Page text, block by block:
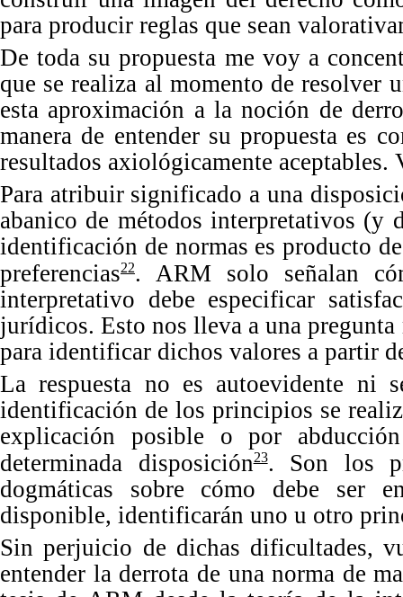
para producir reglas que sean
Detoda su propuesta me voy a
que se realiza al momento de resolver
esta aproximación a la noción de
manera de entender su propuesta es
resultados axiológicamente aceptables.
Para atribuir significado a una
abanico de métodos interpretativos (y
identificación de normas es producto
preferencias22. ARM solo señalan
interpretativo debe especificar
jurídicos. Esto nos lleva a una pregunta
para identificar dichos valores a partir
Larespuesta no es autoevidente ni
identificación de los principios se
explicación posible o por
determinada disposición23. Son los
dogmáticas sobre cómo debe ser
disponible, identificarán uno u otro
Sinperjuicio de dichas dificultades,
entender la derrota de una norma de